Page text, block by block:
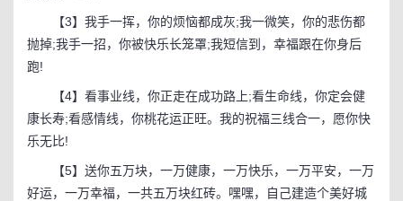
【3】我手一挥，你的烦恼都成灰;我一微笑，你的悲伤都
抛掉;我手一招，你被快乐长笼罩;我短信到，幸福跟在你身后
跑!
【4】看事业线，你正走在成功路上;看生命线，你定会健
康长寿;看感情线，你桃花运正旺。我的祝福三线合一，愿你快
乐无比!
【5】送你五万块，一万健康，一万快乐，一万平安，一万
好运，一万幸福，一共五万块红砖。嘿嘿，自己建造个美好城